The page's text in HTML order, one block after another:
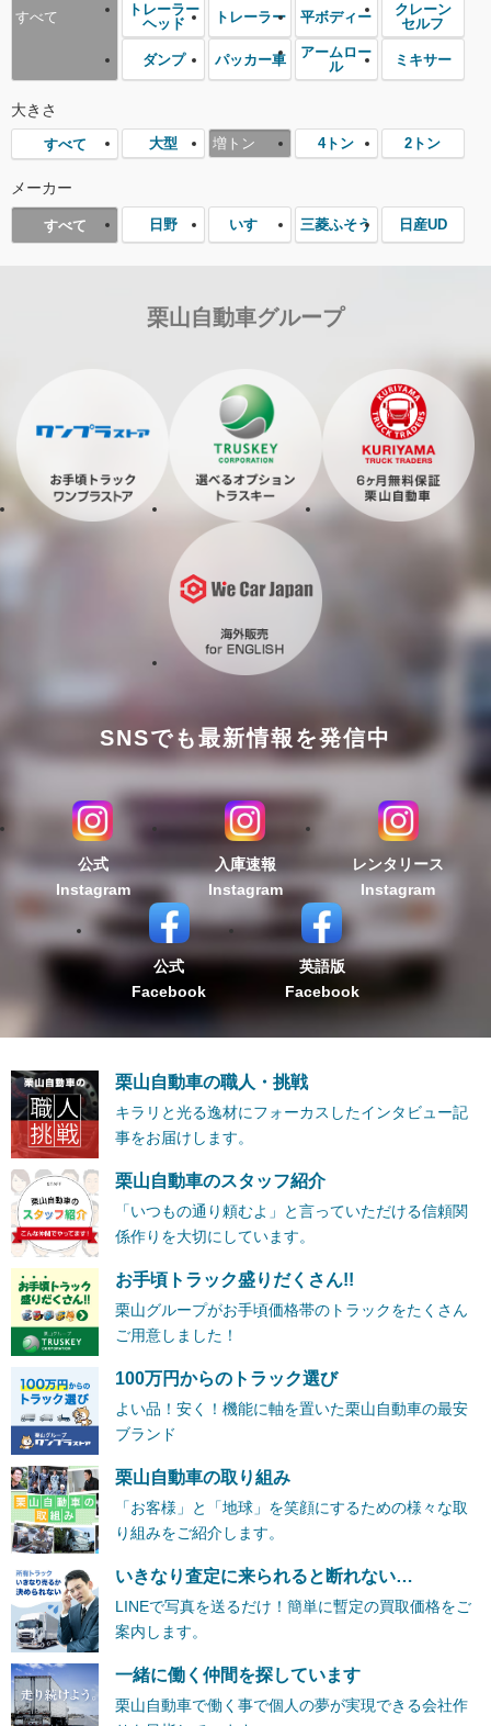
すべて
トレーラー
ヘッド
トレーラー 平ボディー
クレーン
セルフ
ダンプ パッカー車
アームロー
ル
ミキサー
大きさ
すべて 大型 増トン 4トン 2トン
メーカー
すべて 日野 いすゞ 三菱ふそう 日産UD
栗山自動車グループ
SNSでも最新情報を発信中
公式
Instagram
入庫速報
Instagram
レンタリース
Instagram
公式
Facebook
英語版
Facebook
栗山自動車の職人・挑戦
キラリと光る逸材にフォーカスしたインタビュー記
事をお届けします。
栗山自動車のスタッフ紹介
「いつもの通り頼むよ」と言っていただける信頼関
係作りを大切にしています。
お手頃トラック盛りだくさん!!
栗山グループがお手頃価格帯のトラックをたくさん
ご用意しました！
100万円からのトラック選び
よい品！安く！機能に軸を置いた栗山自動車の最安
ブランド
栗山自動車の取り組み
「お客様」と「地球」を笑顔にするための様々な取
り組みをご紹介します。
いきなり査定に来られると断れない…
LINEで写真を送るだけ！簡単に暫定の買取価格をご
案内します。
一緒に働く仲間を探しています
栗山自動車で働く事で個人の夢が実現できる会社作